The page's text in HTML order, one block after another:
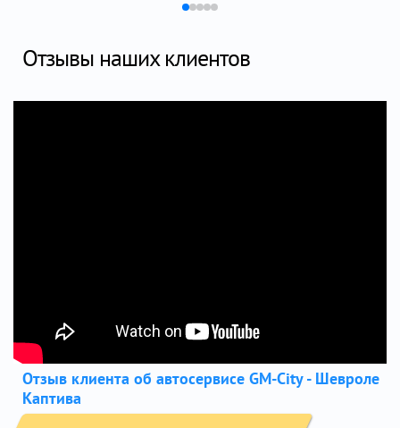
Отзывы наших клиентов
Отзыв клиента об автосервисе GM-City - Шевроле
Каптива